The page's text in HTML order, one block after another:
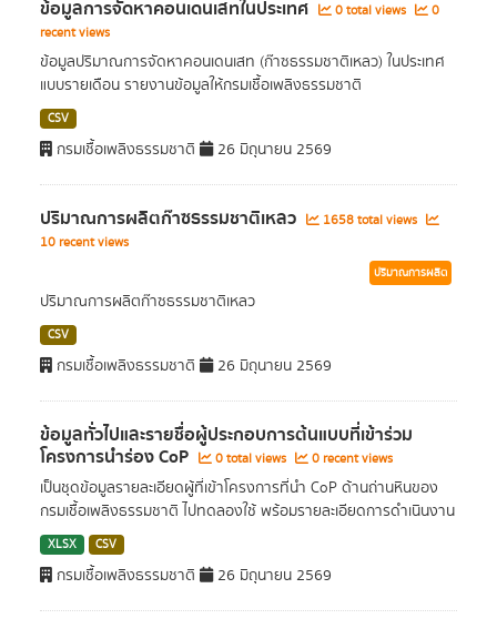
ข้อมูลการจัดหาคอนเดนเสทในประเทศ 0 total views
0
recent views
ข้อมูลปริมาณการจัดหาคอนเดนเสท (ก๊าซธรรมชาติเหลว) ในประเทศ
แบบรายเดือน รายงานข้อมูลให้กรมเชื้อเพลิงธรรมชาติ
CSV
กรมเชื้อเพลิงธรรมชาติ 26 มิถุนายน 2569
ปริมาณการผลิตก๊าซธรรมชาติเหลว
1658 total views
10 recent views
ปริมาณการผลิต
ปริมาณการผลิตก๊าซธรรมชาติเหลว
CSV
กรมเชื้อเพลิงธรรมชาติ 26 มิถุนายน 2569
ข้อมูลทั่วไปและรายชื่อผู้ประกอบการต้นแบบที่เข้าร่วม
โครงการนำร่อง CoP 0 total views 0 recent views
เป็นชุดข้อมูลรายละเอียดผู้ที่เข้าโครงการที่นำ CoP ด้านถ่านหินของ
กรมเชื้อเพลิงธรรมชาติ ไปทดลองใช้ พร้อมรายละเอียดการดำเนินงาน
XLSX CSV
กรมเชื้อเพลิงธรรมชาติ 26 มิถุนายน 2569